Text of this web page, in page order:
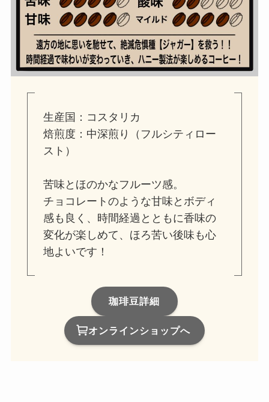
生産国：コスタリカ
焙煎度：中深煎り（フルシティロー
スト）
苦味とほのかなフルーツ感。
チョコレートのような甘味とボディ
感も良く、時間経過とともに香味の
変化が楽しめて、ほろ苦い後味も心
地よいです！
珈琲豆詳細
オンラインショップへ